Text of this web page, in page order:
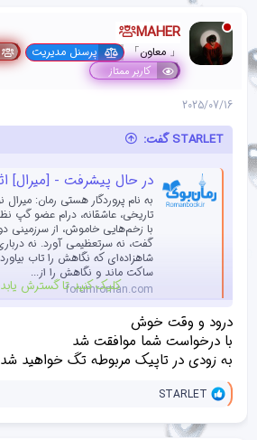
MAHER
「 معاون」 پرسنل مدیریت
کاربر ممتاز
2025/07/16
STARLET گفت:
در حال پیشرفت - [میرال] اثر « عسل
به نام پروردگار هستی رمان:
با زخم‌هایی خاموش، از سرزمینی
گفت، نه سرتعظیمی آورد. نه
شاهزاده‌ای که نگاهش را تاب
ساکت ماند و نگاهش را از...
forumroman.com
درخواست تگ
کلیک کنید تا گسترش
درود و وقت خوش
با درخواست شما موافقت شد
به زودی در تاپیک مربوطه تگ خواهید شد
و
ک
STARLET